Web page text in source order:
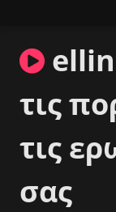
content
τις
τις
σας